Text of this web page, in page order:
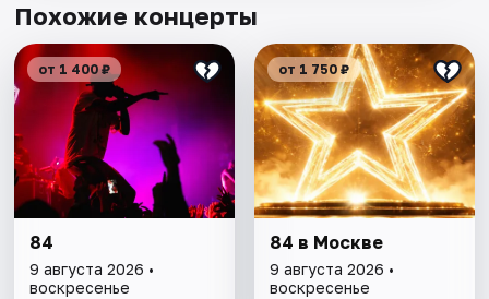
Похожие концерты
от 1 400 ₽
84
9 августа 2026 •
воскресенье
от 1 750 ₽
84 в Москве
9 августа 2026 •
воскресенье